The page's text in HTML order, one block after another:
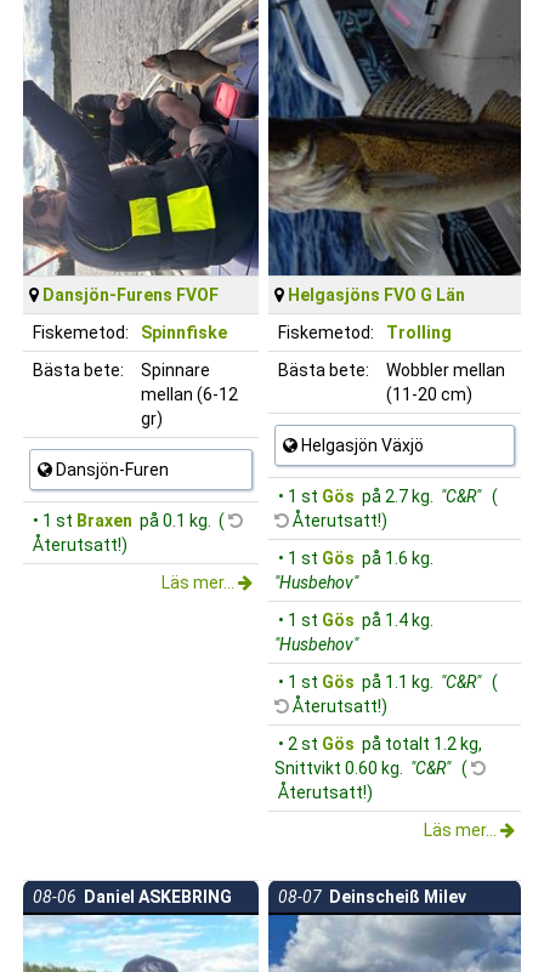
Dansjön-Furens FVOF
Fiskemetod:
Spinnfiske
Bästa bete:
Spinnare
mellan (6-12
gr)
Dansjön-Furen
• 1 st Braxen på 0.1 kg. (
Återutsatt!)
Läs mer...
Helgasjöns FVO G Län
Fiskemetod:
Trolling
Bästa bete:
Wobbler mellan
(11-20 cm)
Helgasjön Växjö
• 1 st Gös på 2.7 kg. "C&R" (
Återutsatt!)
• 1 st Gös på 1.6 kg.
"Husbehov"
• 1 st Gös på 1.4 kg.
"Husbehov"
• 1 st Gös på 1.1 kg. "C&R" (
Återutsatt!)
• 2 st Gös på totalt 1.2 kg,
Snittvikt 0.60 kg.
"C&R" (
Återutsatt!)
Läs mer...
08-06 Daniel ASKEBRING 08-07 Deinscheiß Milev